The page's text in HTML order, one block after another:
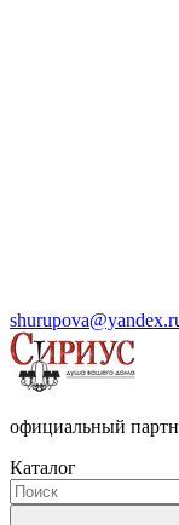
официальный
Каталог